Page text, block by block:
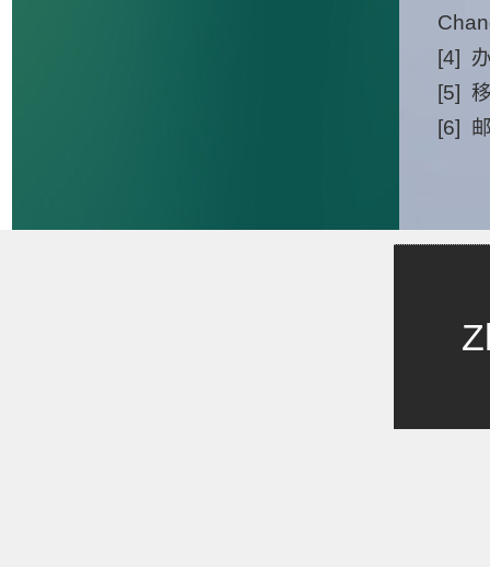
[4]
[5]
[6]